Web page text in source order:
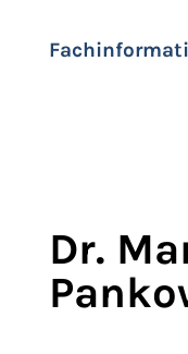
Dr.